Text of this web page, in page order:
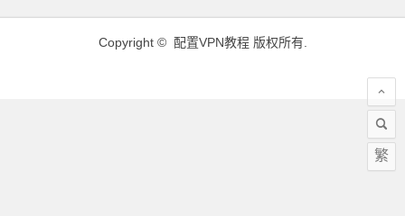
Copyright © 配置VPN教程版权所有.
繁